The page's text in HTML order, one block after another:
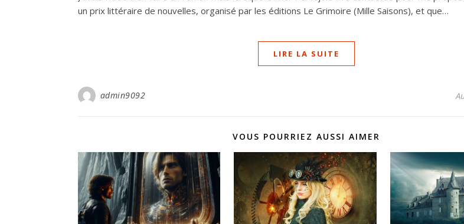
un prix littéraire de nouvelles, organisé par les éditions Le Grimoire (Mille Saisons), et que…
LIRE LA SUITE
admin9092
VOUS POURRIEZ AUSSI AIMER